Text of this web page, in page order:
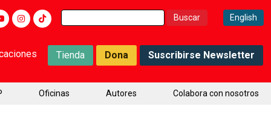
Buscar: English
Tienda Dona Suscribirse Newsletter
Oficinas Autores Colabora con nosotros